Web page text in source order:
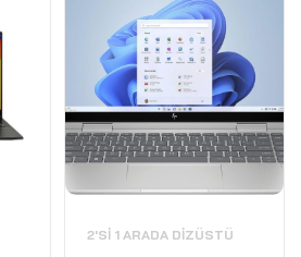
2'SI 1 ARADA DIZÜSTÜ